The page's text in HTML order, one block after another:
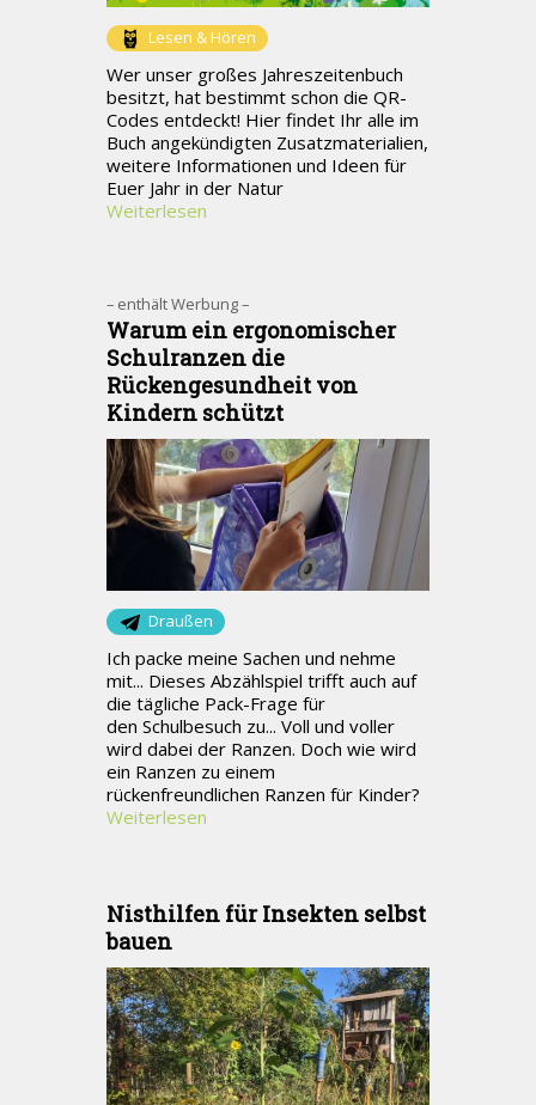
Lesen & Hören
Wer unser großes Jahreszeitenbuch
besitzt, hat bestimmt schon die QR-
Codes entdeckt! Hier findet Ihr alle im
Buch angekündigten Zusatzmaterialien,
weitere Informationen und Ideen für
Euer Jahr in der Natur
Weiterlesen
– enthält Werbung –
Warum ein ergonomischer
Schulranzen die
Rückengesundheit von
Kindern schützt
Draußen
Ich packe meine Sachen und nehme
mit... Dieses Abzählspiel trifft auch auf
die tägliche Pack-Frage für
den Schulbesuch zu... Voll und voller
wird dabei der Ranzen. Doch wie wird
ein Ranzen zu einem
rückenfreundlichen Ranzen für Kinder?
Weiterlesen
Nisthilfen für Insekten selbst
bauen